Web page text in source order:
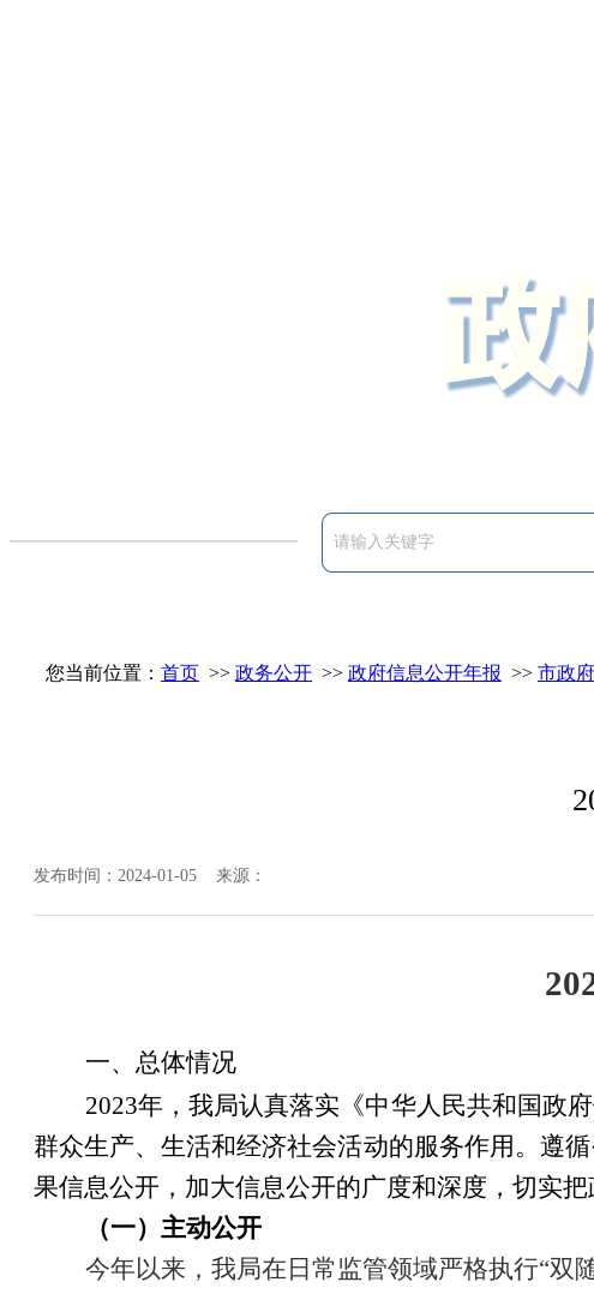
您当前位置： 首页 >> 政务公开 >> 政府信息公开年报 >> 市政
发布时间：2024-01-05 来源：
一、总体情况
2023年，我局认真落实《中华人民共和国政
群众生产、生活和经济社会活动的服务作用。遵
果信息公开，加大信息公开的广度和深度，切实
（一） 主动公开
今年以来，我局在日常监管领域严格执行“双